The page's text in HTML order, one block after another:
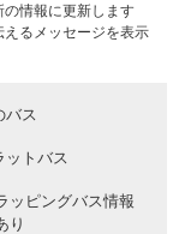
の情報に更新します
るメッセージを表示
バス
ットバス
ッピングバス情報
り